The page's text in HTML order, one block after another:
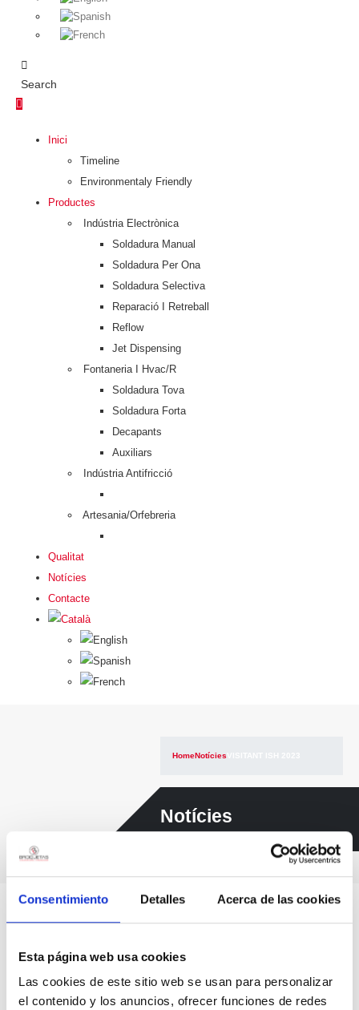
Consentimiento Detalles Acerca de las cookies
Esta página web usa cookies
Las cookies de este sitio web se usan para personalizar
el contenido y los anuncios, ofrecer funciones de redes
Search
Inici
Timeline
Environmentaly Friendly
Productes
Indústria Electrònica
Soldadura Manual
Soldadura Per Ona
Soldadura Selectiva
Reparació I Retreball
Reflow
Jet Dispensing
Fontaneria I Hvac/R
Soldadura Tova
Soldadura Forta
Decapants
Auxiliars
Indústria Antifricció
Artesania/Orfebreria
Qualitat
Notícies
Contacte
HomeNotícies
Notícies
VISITANT ISH 2023